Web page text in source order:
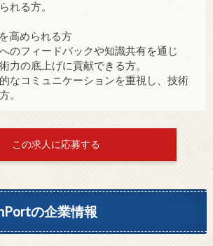
れる方。
高められる方
のフィードバックや知識共有を通じ
力の底上げに貢献できる方。
なコミュニケーションを重視し、技術
。
この求人に応募する
の企業情報